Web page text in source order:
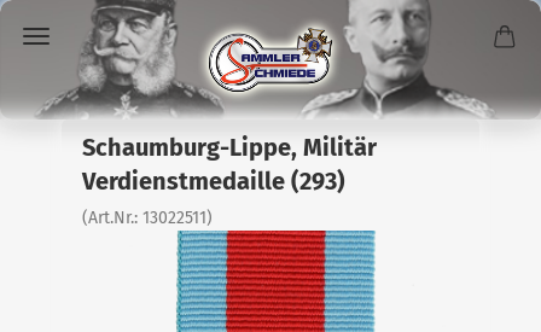
Schaumburg-Lippe, Militär
Verdienstmedaille (293)
(Art.Nr.: 13022511)